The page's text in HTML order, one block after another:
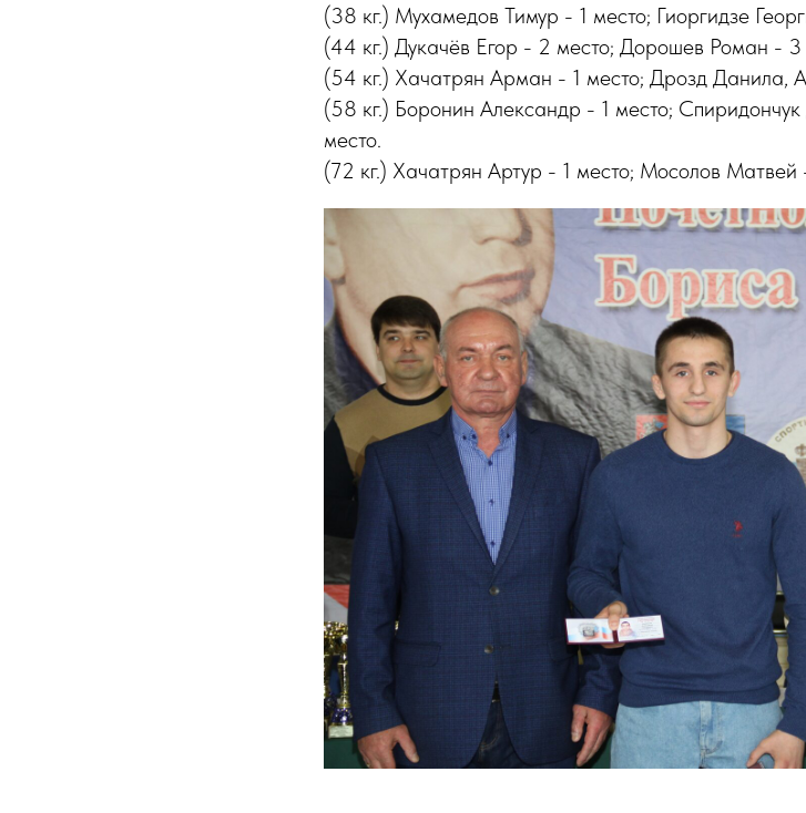
(38 кг.) Мухамедов Тимур - 1 место; Гиоргидзе
(44 кг.) Дукачёв Егор - 2 место; Дорошев Роман - 3
(54 кг.) Хачатрян Арман - 1 место; Дрозд Данила,
(58 кг.) Боронин Александр - 1 место;
место.
(72 кг.) Хачатрян Артур - 1 место; Мосолов Матвей